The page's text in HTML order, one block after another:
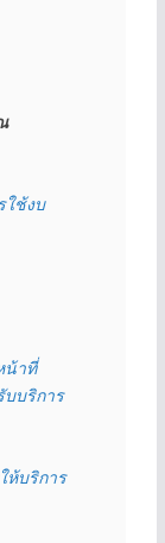
ใช้งบ
น้าที่
บริการ
ห้บริการ